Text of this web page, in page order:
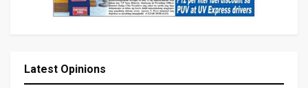
Latest Opinions